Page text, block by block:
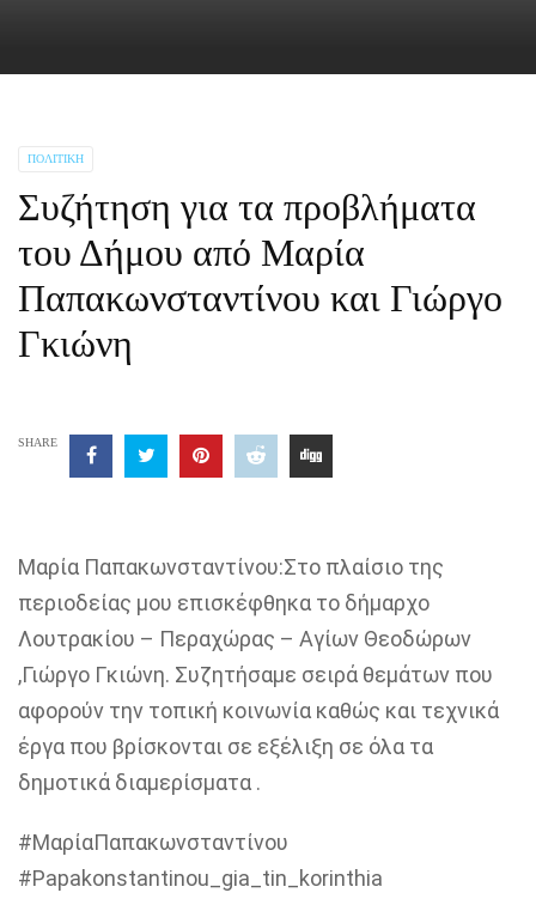
ΠΟΛΙΤΙΚΉ
Συζήτηση για τα προβλήματα
του Δήμου από Μαρία
Παπακωνσταντίνου και Γιώργο
Γκιώνη
SHARE
Μαρία Παπακωνσταντίνου:Στο πλαίσιο της
περιοδείας μου επισκέφθηκα το δήμαρχο
Λουτρακίου – Περαχώρας – Αγίων Θεοδώρων
,Γιώργο Γκιώνη. Συζητήσαμε σειρά θεμάτων που
αφορούν την τοπική κοινωνία καθώς και τεχνικά
έργα που βρίσκονται σε εξέλιξη σε όλα τα
δημοτικά διαμερίσματα .
#ΜαρίαΠαπακωνσταντίνου
#Papakonstantinou_gia_tin_korinthia